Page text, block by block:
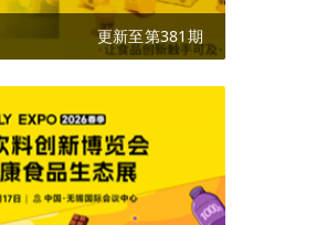
更新至第381期